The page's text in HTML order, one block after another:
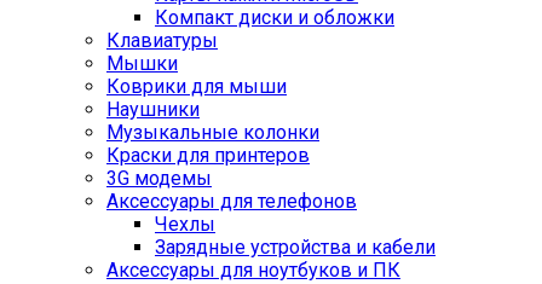
Компакт диски и обложки
Клавиатуры
Мышки
Коврики для мыши
Наушники
Музыкальные колонки
Краски для принтеров
3G модемы
Аксессуары для телефонов
Чехлы
Зарядные устройства и кабели
Аксессуары для ноутбуков и ПК